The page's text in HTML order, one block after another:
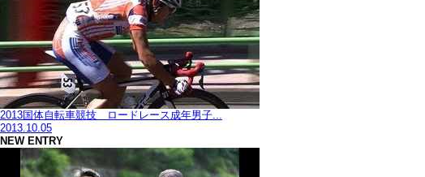
2013国体自転車競技 ロードレース成年男子...
2013.10.05
NEW ENTRY